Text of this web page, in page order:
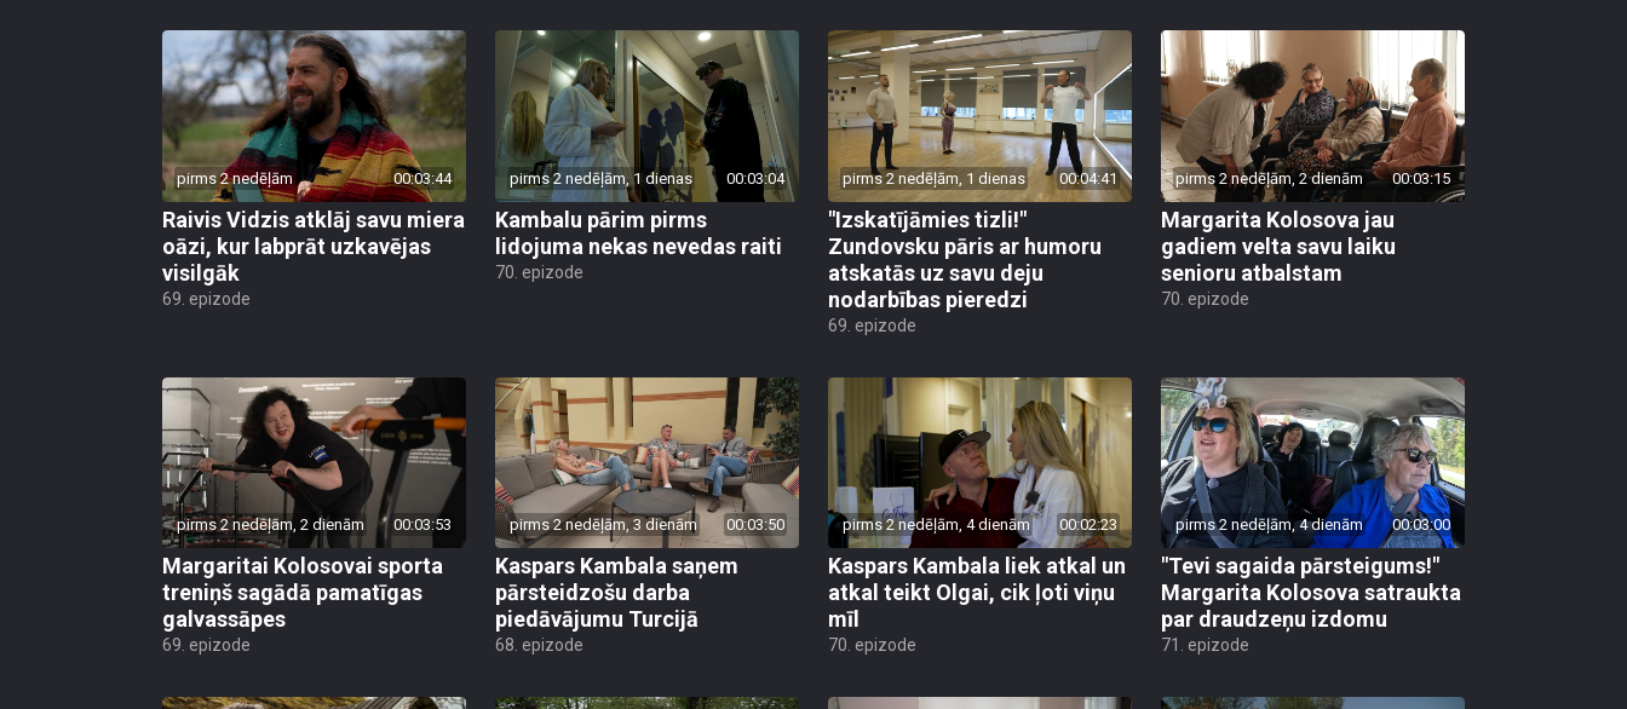
pirms 2 nedēļām 00:03:44
Raivis Vidzis atklāj savu miera
oāzi, kur labprāt uzkavējas
visilgāk
69. epizode
pirms 2 nedēļām, 1 dienas 00:03:04
Kambalu pārim pirms
lidojuma nekas nevedas raiti
70. epizode
pirms 2 nedēļām, 1 dienas 00:04:41
"Izskatījāmies tizli!"
Zundovsku pāris ar humoru
atskatās uz savu deju
nodarbības pieredzi
69. epizode
pirms 2 nedēļām, 2 dienām 00:03:15
Margarita Kolosova jau
gadiem velta savu laiku
senioru atbalstam
70. epizode
pirms 2 nedēļām, 2 dienām 00:03:53
Margaritai Kolosovai sporta
treniņš sagādā pamatīgas
galvassāpes
69. epizode
pirms 2 nedēļām, 3 dienām 00:03:50
Kaspars Kambala saņem
pārsteidzošu darba
piedāvājumu Turcijā
68. epizode
pirms 2 nedēļām, 4 dienām 00:02:23
Kaspars Kambala liek atkal un
atkal teikt Olgai, cik ļoti viņu
mīl
70. epizode
pirms 2 nedēļām, 4 dienām 00:03:00
"Tevi sagaida pārsteigums!"
Margarita Kolosova satraukta
par draudzeņu izdomu
71. epizode